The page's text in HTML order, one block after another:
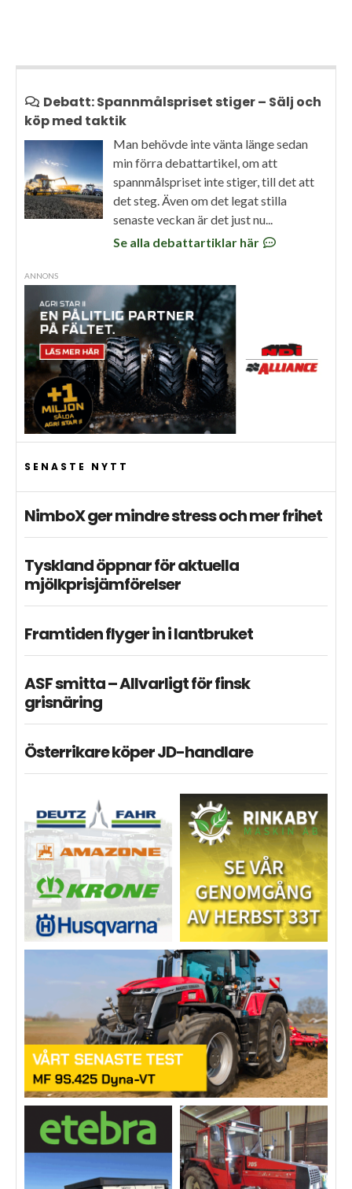
Debatt: Spannmålspriset stiger – Sälj och
köp med taktik
Man behövde inte vänta länge sedan
min förra debattartikel, om att
spannmålspriset inte stiger, till det att
det steg. Även om det legat stilla
senaste veckan är det just nu...
Se alla debattartiklar här
ANNONS
SENASTE NYTT
NimboX ger mindre stress och mer frihet
Tyskland öppnar för aktuella
mjölkprisjämförelser
Framtiden flyger in i lantbruket
ASF smitta – Allvarligt för finsk
grisnäring
Österrikare köper JD-handlare